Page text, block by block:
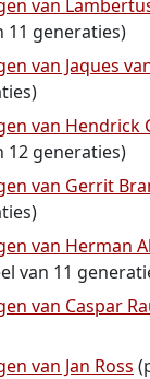
van
11 generaties)
van Jaques
van Hendrick
12 generaties)
van Gerrit
van Herman
van 11
van Caspar
van Jan Ross